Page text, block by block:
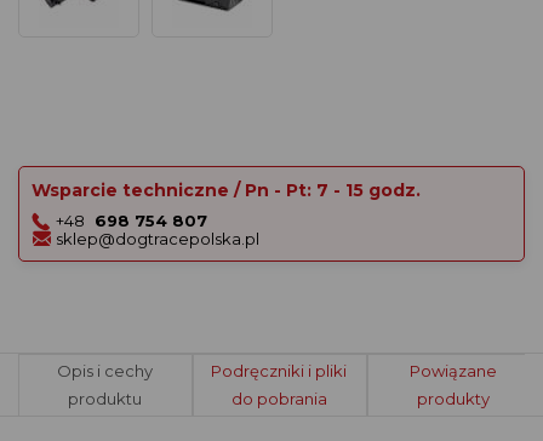
Wsparcie techniczne / Pn - Pt: 7 - 15 godz.
+48
698 754 807
sklep@dogtracepolska.pl
Opis i cechy
produktu
Podręczniki i pliki
do pobrania
Powiązane
produkty